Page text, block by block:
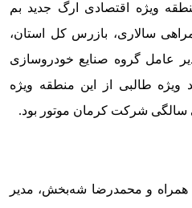
ویژه اقتصادی ارگ جدید بم
سالاری، بازرس کل استان،
عامل گروه صنایع خودروسازی
ویژه طالبی از این منطقه ویژه
سالگی شرکت کرمان موتور بود.
همراه و محمدرضا شه‌بخش، مدیر